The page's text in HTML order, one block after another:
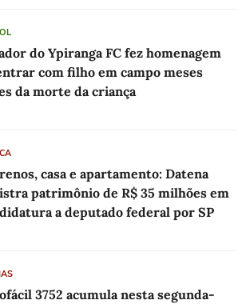
do Ypiranga FC fez homenagem
com filho em campo meses
da morte da criança
casa e apartamento: Datena
patrimônio de R$ 35 milhões em
a deputado federal por SP
3752 acumula nesta segunda-